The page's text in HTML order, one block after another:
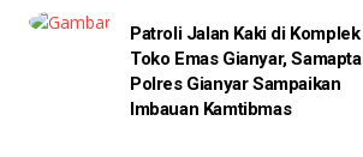
Patroli Jalan Kaki di Komplek
Toko Emas Gianyar, Samapta
Polres Gianyar Sampaikan
Imbauan Kamtibmas